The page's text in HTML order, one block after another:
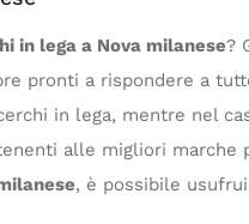
in lega a Nova milanese?
pronti a rispondere a
in lega, mentre nel
alle migliori
, è possibile